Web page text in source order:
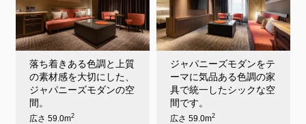
落ち着きある色調と上質
の素材感を大切にした、
ジャパニーズモダンの空
間。
広さ 59.0m2
ジャパニーズモダンをテ
ーマに気品ある色調の家
具で統一したシックな空
間です。
広さ 59.0m2